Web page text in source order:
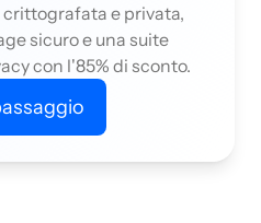
e privata,
sicuro e una suite
con l'85% di sconto.